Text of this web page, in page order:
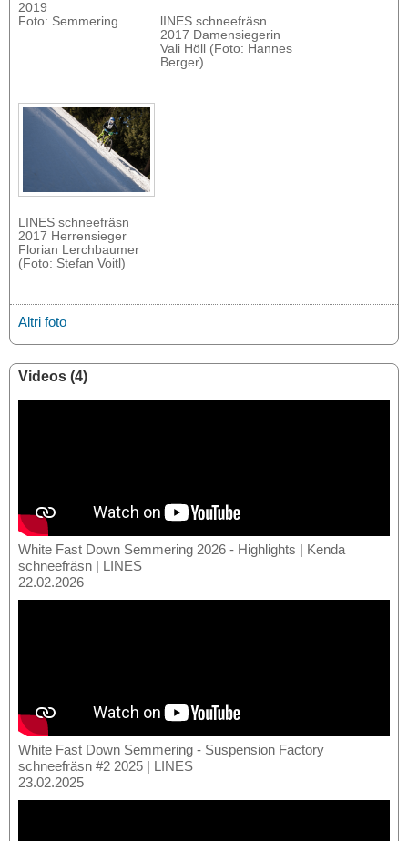
2019
Foto: Semmering
lINES schneefräsn
2017 Damensiegerin
Vali Höll (Foto: Hannes
Berger)
LINES schneefräsn
2017 Herrensieger
Florian Lerchbaumer
(Foto: Stefan Voitl)
Altri foto
Videos (4)
White Fast Down Semmering 2026 - Highlights | Kenda
schneefräsn | LINES
22.02.2026
White Fast Down Semmering - Suspension Factory
schneefräsn #2 2025 | LINES
23.02.2025